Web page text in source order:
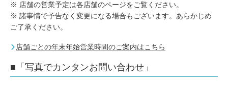
スニーカー修理 靴磨き
カバンの修理
印鑑・はんこの作製 ダビング
※ 店舗の営業予定は各店舗のページをご覧ください。
※ 諸事情で予告なく変更になる場合もございます。あらかじめ
ご了承ください。
店舗ごとの年末年始営業時間のご案内はこちら
■「写真でカンタンお問い合わせ」